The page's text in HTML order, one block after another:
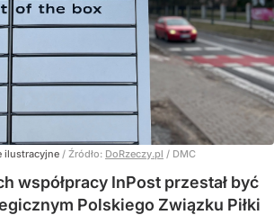
ilustracyjne / Źródło: DoRzeczy.pl / DMC
współpracy InPost przestał być
Polskiego Związku Piłki